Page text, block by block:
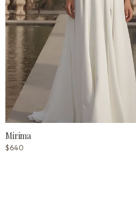
Mirima
$640